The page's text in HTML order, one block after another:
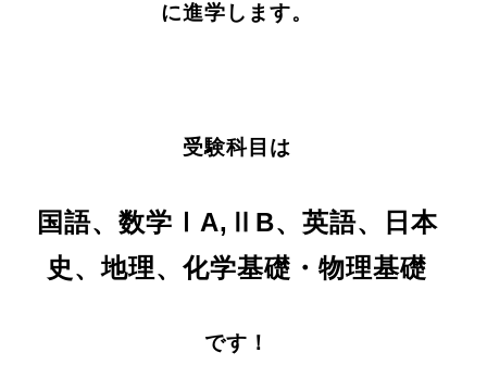
に進学します。
受験科目は
国語、数学ⅠA,ⅡB、英語、日本
史、地理、化学基礎・物理基礎
です！